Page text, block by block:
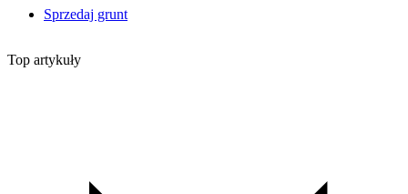
Sprzedaj grunt
Top artykuły